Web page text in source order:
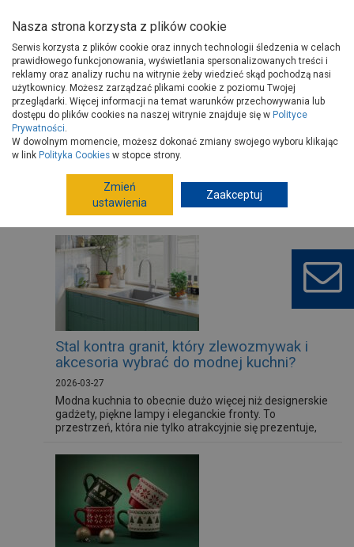
Strona główna Porady Wyposażenie Kuchnia
Tylko porady wideo
Stal kontra granit, który zlewozmywak i
akcesoria wybrać do modnej kuchni?
2026-03-27
Modna kuchnia to obecnie dużo więcej niż designerskie
gadżety, piękne lampy i eleganckie fronty. To
przestrzeń, która nie tylko atrakcyjnie się prezentuje,
ekologiczna, a przy tym ułatwiająca wykonywanie
codziennych czynności i prac kuchennych. To najlepszy
design, wysokiej jakości materiały oraz produkty, które
są przyjazne swoim...
Nasza strona korzysta z plików cookie
Serwis korzysta z plików cookie oraz innych technologii śledzenia w celach
prawidłowego funkcjonowania, wyświetlania spersonalizowanych treści i
reklamy oraz analizy ruchu na witrynie żeby wiedzieć skąd pochodzą nasi
użytkownicy. Możesz zarządzać plikami cookie z poziomu Twojej
przeglądarki. Więcej informacji na temat warunków przechowywania lub
dostępu do plików cookies na naszej witrynie znajduje się w Polityce
Prywatności.
W dowolnym momencie, możesz dokonać zmiany swojego wyboru klikając
w link Polityka Cookies w stopce strony.
Zmień
ustawienia
Zaakceptuj